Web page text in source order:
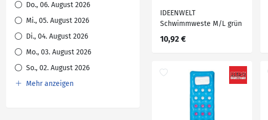
Do., 06. August 2026
Mi., 05. August 2026
Di., 04. August 2026
Mo., 03. August 2026
So., 02. August 2026
Mehr anzeigen
IDEENWELT
Schwimmweste M/L grün
10,92 €